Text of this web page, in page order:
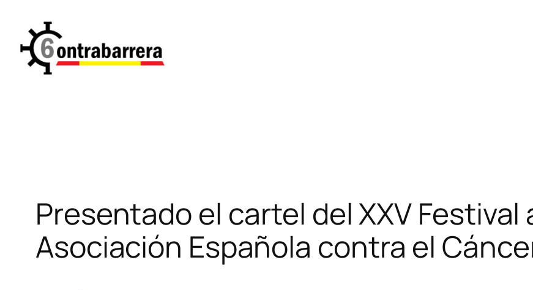
contenido
Presentado el cartel del XXV
Asociación Española contra el